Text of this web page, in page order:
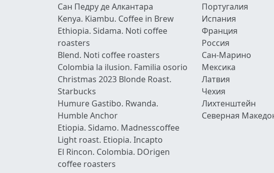
Сан Педру де Алкантара
Kenya. Kiambu. Coffee in Brew
Ethiopia. Sidama. Noti coffee
roasters
Blend. Noti coffee roasters
Colombia la ilusion. Familia osorio
Christmas 2023 Blonde Roast.
Starbucks
Humure Gastibo. Rwanda.
Humble Anchor
Etiopia. Sidamo. Madnesscoffee
Light roast. Etiopia. Incapto
El Rincon. Colombia. DOrigen
coffee roasters
Португалия
Испания
Франция
Россия
Сан-Марино
Мексика
Латвия
Чехия
Лихтенштейн
Северная